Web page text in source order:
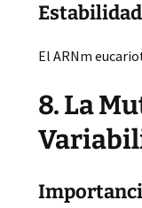
El ARNm
8. La